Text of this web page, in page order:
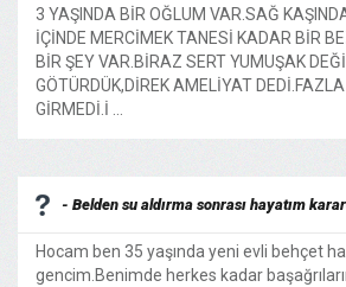
3 YAŞINDA BİR OĞLUM VAR.SAĞ
İÇİNDE MERCİMEK TANESİ KADAR BİR
BİR ŞEY VAR.BİRAZ SERT YUMUŞAK
GÖTÜRDÜK,DİREK AMELİYAT
GİRMEDİ.İ ...
- Belden su aldırma sonrası hayatım
Hocam ben 35 yaşında yeni evli behçet
gencim.Benimde herkes kadar